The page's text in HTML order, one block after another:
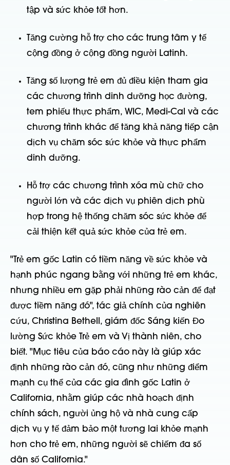
tập và sức khỏe tốt hơn.
Tăng cường hỗ trợ cho các trung tâm y tế
cộng đồng ở cộng đồng người Latinh.
Tăng số lượng trẻ em đủ điều kiện tham gia
các chương trình dinh dưỡng học đường,
tem phiếu thực phẩm, WIC, Medi-Cal và các
chương trình khác để tăng khả năng tiếp cận
dịch vụ chăm sóc sức khỏe và thực phẩm
dinh dưỡng.
Hỗ trợ các chương trình xóa mù chữ cho
người lớn và các dịch vụ phiên dịch phù
hợp trong hệ thống chăm sóc sức khỏe để
cải thiện kết quả sức khỏe của trẻ em.
"Trẻ em gốc Latin có tiềm năng về sức khỏe và
hạnh phúc ngang bằng với những trẻ em khác,
nhưng nhiều em gặp phải những rào cản để đạt
được tiềm năng đó", tác giả chính của nghiên
cứu, Christina Bethell, giám đốc Sáng kiến Đo
lường Sức khỏe Trẻ em và Vị thành niên, cho
biết. "Mục tiêu của báo cáo này là giúp xác
định những rào cản đó, cũng như những điểm
mạnh cụ thể của các gia đình gốc Latin ở
California, nhằm giúp các nhà hoạch định
chính sách, người ủng hộ và nhà cung cấp
dịch vụ y tế đảm bảo một tương lai khỏe mạnh
hơn cho trẻ em, những người sẽ chiếm đa số
dân số California."